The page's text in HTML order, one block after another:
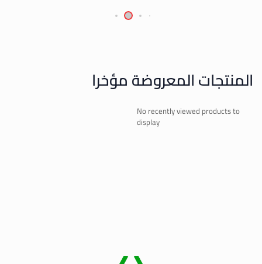
المنتجات المعروضة مؤخرا
No recently viewed products to
display